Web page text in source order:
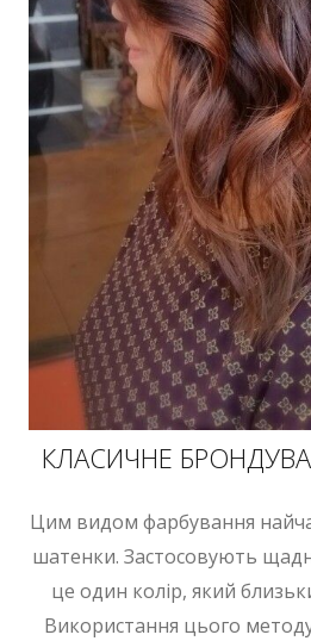
КЛАСИЧНЕ
Цим видом фарбування
шатенки. Застосовують
це один колір, який
Використання цього